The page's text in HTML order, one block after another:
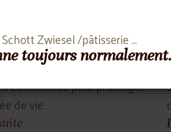
nos conseils pour
vos couteaux dans leur
forme. De l'affûtage à
régulier, explorez les
essentielles pour prolonger
de vie.
Zwiesel /pâtisserie ...
toujours